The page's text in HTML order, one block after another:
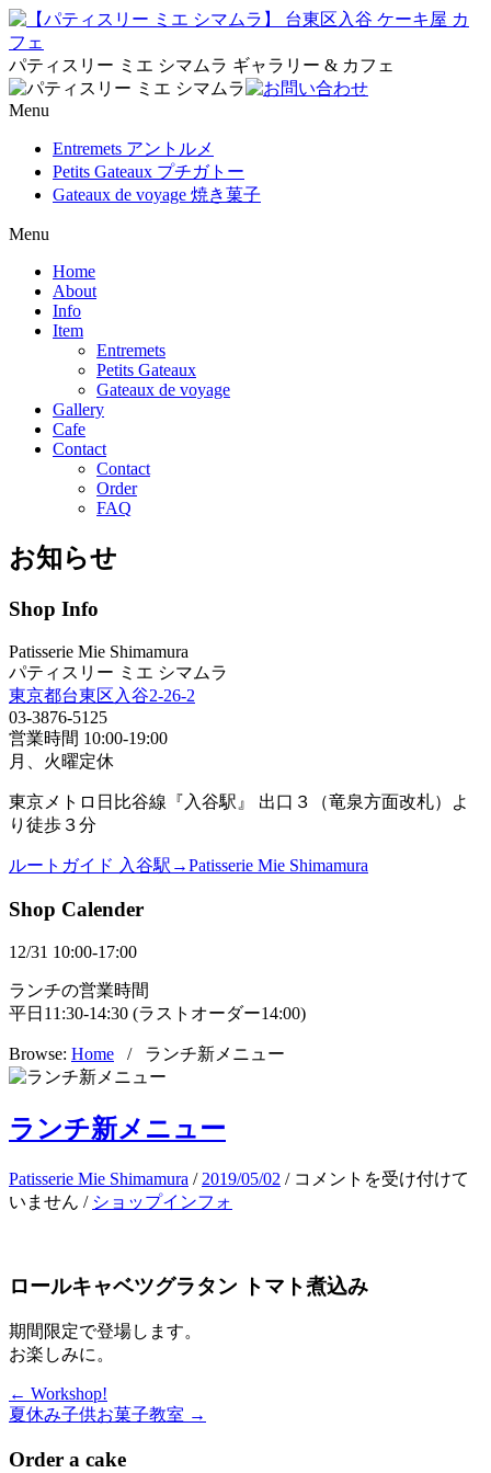
パティスリー ミエ シマムラ ギャラリー & カフェ
Menu
Entremets アントルメ
Petits Gateaux プチガトー
Gateaux de voyage 焼き菓子
Menu
Home
About
Info
Item
Entremets
Petits Gateaux
Gateaux de voyage
Gallery
Cafe
Contact
Contact
Order
FAQ
お知らせ
Shop Info
Patisserie Mie Shimamura
パティスリー ミエ シマムラ
東京都台東区入谷2-26-2
03-3876-5125
営業時間 10:00-19:00
月、火曜定休
東京メトロ日比谷線『入谷駅』 出口３（竜泉方面改札）よ
り徒歩３分
ルートガイド 入谷駅→Patisserie Mie Shimamura
Shop Calender
12/31 10:00-17:00
ランチの営業時間
平日11:30-14:30 (ラストオーダー14:00)
Browse: Home / ランチ新メニュー
ランチ新メニュー
Patisserie Mie Shimamura / 2019/05/02 / ラ
ニ
コメントを受け付けて
いません / ショップインフォ
ロールキャベツグラタン トマト煮込み
期間限定で登場します。
お楽しみに。
← Workshop!
夏休み子供お菓子教室 →
Order a cake